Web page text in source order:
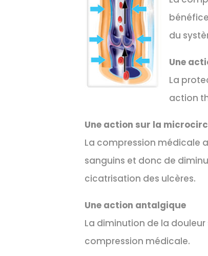
du
Une
La
action
Une action sur la
La compression médicale
sanguins et donc de
cicatrisation des ulcères.
Une action antalgique
La diminution de la
compression médicale.